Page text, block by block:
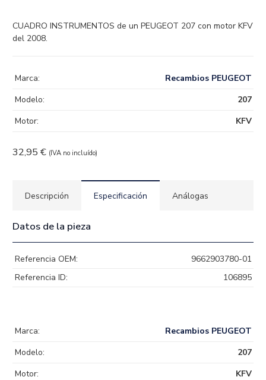
CUADRO INSTRUMENTOS de un PEUGEOT 207 con motor KFV
del 2008.
32,95 € (IVA no incluído)
Marca:
Recambios PEUGEOT
Modelo:
207
Motor:
KFV
Descripción Especificación Análogas
Datos de la pieza
Referencia OEM:
9662903780-01
Referencia ID:
106895
Marca:
Recambios PEUGEOT
Modelo:
207
Motor:
KFV